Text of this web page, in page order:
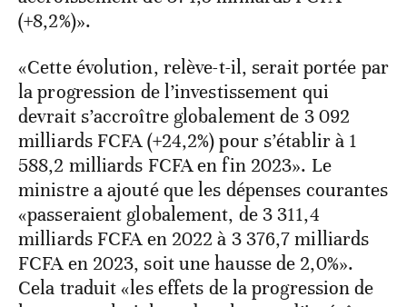
(+8,2%)».
«Cette évolution, relève-t-il, serait portée par
la progression de l’investissement qui
devrait s’accroître globalement de 3 092
milliards FCFA (+24,2%) pour s’établir à 1
588,2 milliards FCFA en fin 2023». Le
ministre a ajouté que les dépenses courantes
«passeraient globalement, de 3 311,4
milliards FCFA en 2022 à 3 376,7 milliards
FCFA en 2023, soit une hausse de 2,0%».
Cela traduit «les effets de la progression de